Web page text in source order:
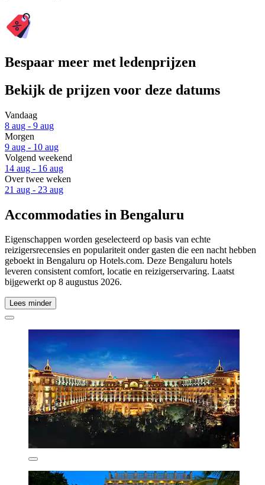
Bespaar meer met ledenprijzen
Bekijk de prijzen voor deze datums
Vandaag
8 aug - 9 aug
Morgen
9 aug - 10 aug
Volgend weekend
14 aug - 16 aug
Over twee weken
21 aug - 23 aug
Accommodaties in Bengaluru
Eigenschappen worden geselecteerd op basis van echte
reizigersrecensies en populariteit onder gasten die een nacht hebben
geboekt in Bengaluru op Hotels.com. Deze Bengaluru hotels
leveren consistent comfort, locatie en reizigerservaring. Laatst
bijgewerkt op 8 augustus 2026.
Lees minder